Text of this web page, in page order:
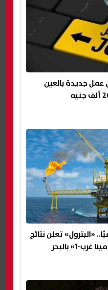
عمل جديدة بالعين
«البترول» تعلن نتائج
مبشرة لإنتاج الغاز من بئر «مينا غرب-1» بالبحر